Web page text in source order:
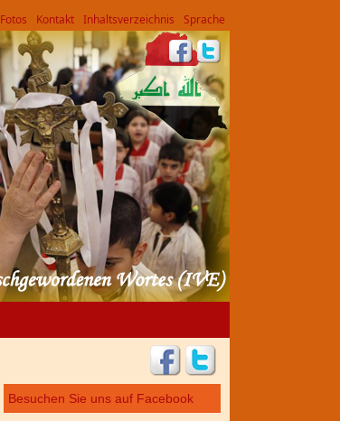
Fotos Kontakt Inhaltsverzeichnis Sprache
Besuchen Sie uns auf Facebook